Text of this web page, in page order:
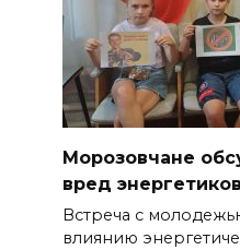
Морозовчане
вред энергетиков
Встреча с
влиянию